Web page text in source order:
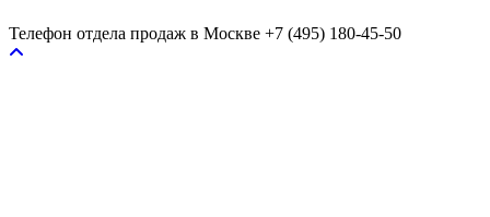
Телефон отдела продаж в Москве +7 (495) 180-45-50